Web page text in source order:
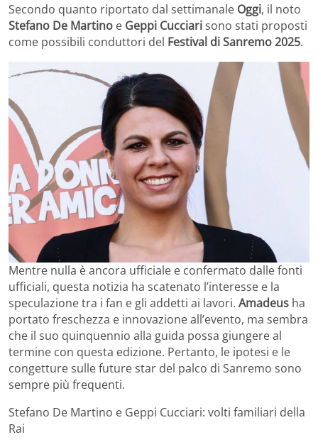
Secondo quanto riportato dal settimanale Oggi, il noto
Stefano De Martino e Geppi Cucciarisono stati proposti
come possibili conduttori del Festival di Sanremo 2025.
Mentre nulla è ancora ufficiale e confermato dalle fonti
ufficiali, questa notizia ha scatenato l’interesse e la
speculazione tra i fan e gli addetti ai lavori. Amadeus ha
portato freschezza e innovazione all’evento, ma sembra
che il suo quinquennio alla guida possa giungere al
termine con questa edizione. Pertanto, le ipotesi e le
congetture sulle future star del palco di Sanremo sono
sempre più frequenti.
Stefano De Martino e Geppi Cucciari: volti familiari della
Rai